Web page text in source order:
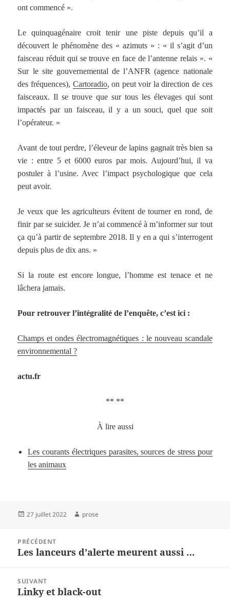
ont commencé ».
Le quinquagénaire croit tenir une piste depuis qu’il a
découvert le phénomène des « azimuts » : « il s’agit d’un
faisceau réduit qui se trouve en face de l’antenne relais ». «
Sur le site gouvernemental de l’ANFR (agence nationale
des fréquences), Cartoradio, on peut voir la direction de ces
faisceaux. Il se trouve que sur tous les élevages qui sont
impactés par un faisceau, il y a un souci, quel que soit
l’opérateur. »
Avant de tout perdre, l’éleveur de lapins gagnait très bien sa
vie : entre 5 et 6000 euros par mois. Aujourd’hui, il va
postuler à l’usine. Avec l’impact psychologique que cela
peut avoir.
Je veux que les agriculteurs évitent de tourner en rond, de
finir par se suicider. Je n’ai commencé à m’informer sur tout
ça qu’à partir de septembre 2018. Il y en a qui s’interrogent
depuis plus de dix ans. »
Si la route est encore longue, l’homme est tenace et ne
lâchera jamais.
Pour retrouver l’intégralité de l’enquête, c’est ici :
Champs et ondes électromagnétiques : le nouveau scandale
environnemental ?
actu.fr
** **
À lire aussi
Les courants électriques parasites, sources de stress pour
les animaux
Publié
27 juillet 2022 Auteur
prose
l’article
PRÉCÉDENT
Article
Les lanceurs d’alerte meurent aussi …
SUIVANT
Article
Linky et black-out